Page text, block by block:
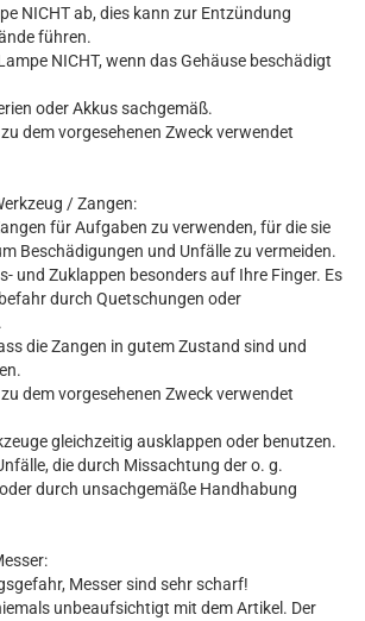
NICHT ab, dies kann zur Entzündung
führen.
NICHT, wenn das Gehäuse beschädigt
oder Akkus sachgemäß.
dem vorgesehenen Zweck verwendet
/ Zangen:
für Aufgaben zu verwenden, für die sie
Beschädigungen und Unfälle zu vermeiden.
und Zuklappen besonders auf Ihre Finger. Es
durch Quetschungen oder
die Zangen in gutem Zustand sind und
dem vorgesehenen Zweck verwendet
gleichzeitig ausklappen oder benutzen.
die durch Missachtung der o. g.
durch unsachgemäße Handhabung
Messer sind sehr scharf!
unbeaufsichtigt mit dem Artikel. Der